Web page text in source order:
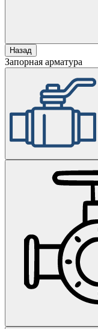
Назад
Запорная арматура